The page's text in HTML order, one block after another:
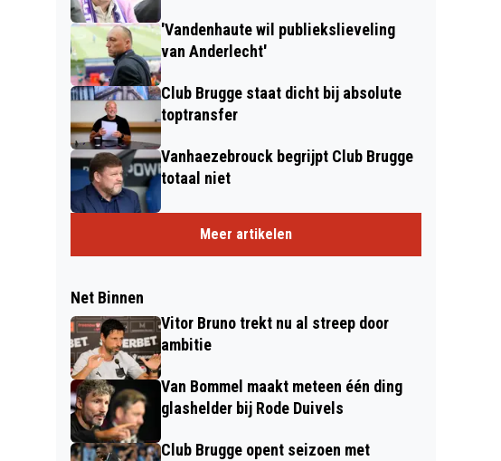
'Vandenhaute wil publiekslieveling
van Anderlecht'
Club Brugge staat dicht bij absolute
toptransfer
Vanhaezebrouck begrijpt Club Brugge
totaal niet
Meer artikelen
Net Binnen
Vitor Bruno trekt nu al streep door
ambitie
Van Bommel maakt meteen één ding
glashelder bij Rode Duivels
Club Brugge opent seizoen met